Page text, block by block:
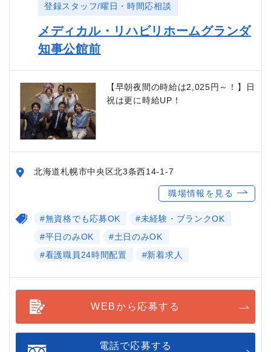
登録スタッフ/曜日・時間応相談
メディカル・リハビリホームグランダ
知事公館前
【早朝夜間の時給は2,025円～！】日
祝は更に時給UP！
北海道札幌市中央区北3条西14-1-7
職場情報を見る
#無資格でも応募OK
#未経験・ブランクOK
#平日のみOK
#土日のみOK
#看護職員24時間配置
#新着求人
WEBから応募する
電話で応募する